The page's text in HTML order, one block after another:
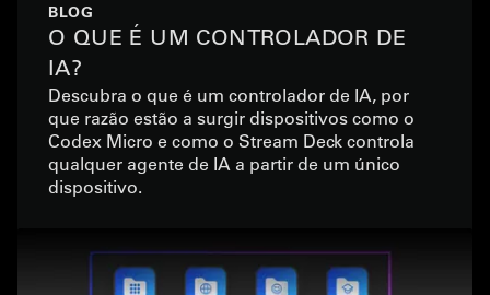
BLOG
O QUE É UM CONTROLADOR DE
IA?
Descubra o que é um controlador de IA, por
que razão estão a surgir dispositivos como o
Codex Micro e como o Stream Deck controla
qualquer agente de IA a partir de um único
dispositivo.